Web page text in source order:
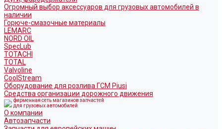
Огромный выбор аксессуаров для грузовых автомобилей в
наличии
Горюче-смазочные материалы
LEMARC
NORD OIL
SpecLub
TOTACHI
TOTAL
Valvoline
CoolStream
Оборудование для розлива ГСМ Piusi
Средства организации дорожного движения
фирменная сеть магазинов запчастей
для грузовых автомобилей
О компании
Автозапчасти